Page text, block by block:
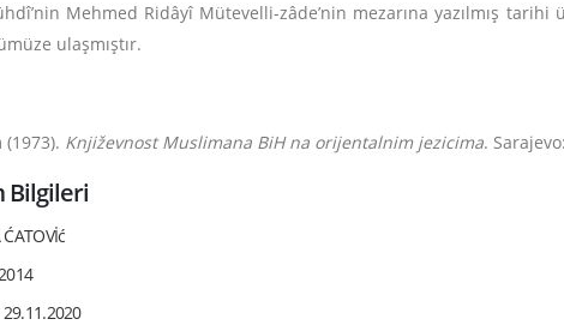
Mehmed Ridâyî Mütevelli-zâde’nin mezarına yazılmış
ulaşmıştır.
(1973). Književnost Muslimana BiH na orijentalnim jezicima.
Bilgileri